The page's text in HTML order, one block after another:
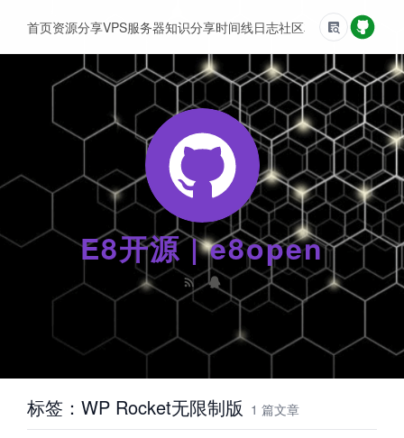
E8开源 | e8open
首页资源分享VPS服务器知识分享时间线日志社区友情链接
标签：WP Rocket无限制版 1 篇文章